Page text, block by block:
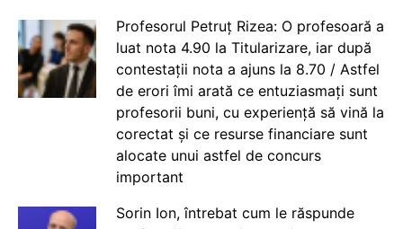
Profesorul Petruț Rizea: O profesoară a
luat nota 4.90 la Titularizare, iar după
contestații nota a ajuns la 8.70 / Astfel
de erori îmi arată ce entuziasmați sunt
profesorii buni, cu experiență să vină la
corectat și ce resurse financiare sunt
alocate unui astfel de concurs
important
Sorin Ion, întrebat cum le răspunde